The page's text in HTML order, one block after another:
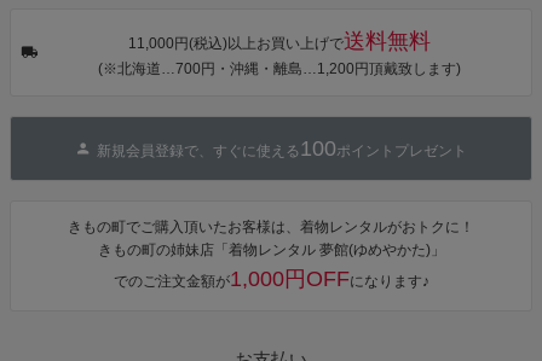
カシュクール
ワンピース 簡
単着付け 大人
11,000円(税込)以上お買い上げで送料無料
(※北海道…700円・沖縄・離島…1,200円頂戴致します)
新規会員登録で、すぐに使える 100ポイントプレゼント
きもの町でご購入頂いたお客様は、着物レンタルがおトクに！
きもの町の姉妹店「着物レンタル 夢館(ゆめやかた)」
でのご注文金額が1,000円OFFになります♪